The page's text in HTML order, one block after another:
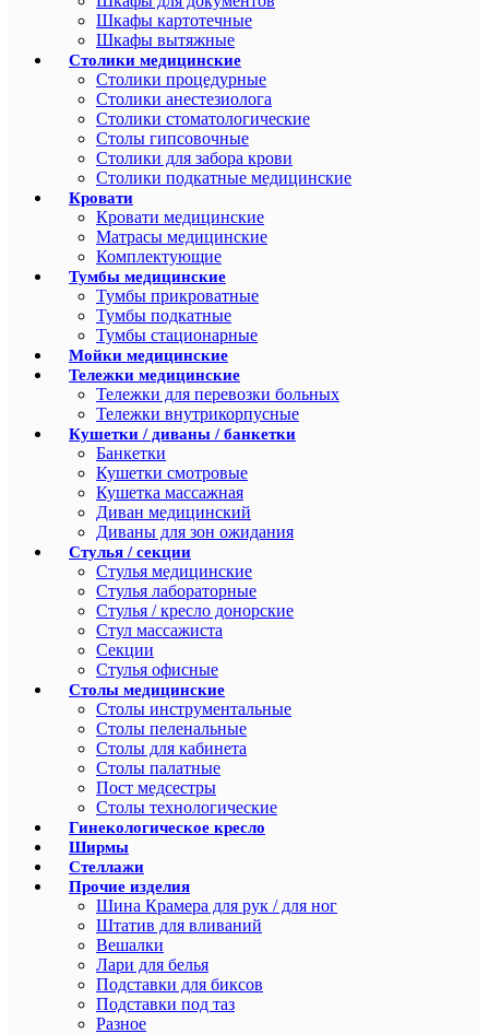
Шкафы картотечные
Шкафы вытяжные
Столики медицинские
Столики процедурные
Столики анестезиолога
Столики стоматологические
Столы гипсовочные
Столики для забора крови
Столики подкатные медицинские
Кровати
Кровати медицинские
Матрасы медицинские
Комплектующие
Тумбы медицинские
Тумбы прикроватные
Тумбы подкатные
Тумбы стационарные
Мойки медицинские
Тележки медицинские
Тележки для перевозки больных
Тележки внутрикорпусные
Кушетки / диваны / банкетки
Банкетки
Кушетки смотровые
Кушетка массажная
Диван медицинский
Диваны для зон ожидания
Стулья / секции
Стулья медицинские
Стулья лабораторные
Стулья / кресло донорские
Стул массажиста
Секции
Стулья офисные
Столы медицинские
Столы инструментальные
Столы пеленальные
Столы для кабинета
Столы палатные
Пост медсестры
Столы технологические
Гинекологическое кресло
Ширмы
Стеллажи
Прочие изделия
Шина Крамера для рук / для ног
Штатив для вливаний
Вешалки
Лари для белья
Подставки для биксов
Подставки под таз
Разное